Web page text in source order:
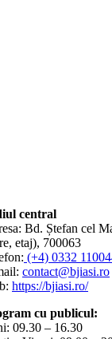
central
Bd. Ștefan cel
etaj), 700063
(+4) 0332
contact@bjiasi.ro
https://bjiasi.ro/
cu publicul:
09.30 – 16.30